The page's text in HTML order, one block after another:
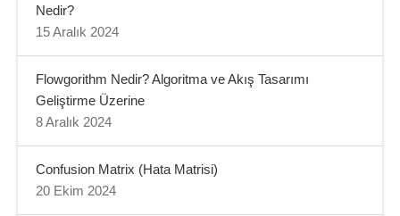
Nedir?
15 Aralık 2024
Flowgorithm Nedir? Algoritma ve Akış Tasarımı
Geliştirme Üzerine
8 Aralık 2024
Confusion Matrix (Hata Matrisi)
20 Ekim 2024